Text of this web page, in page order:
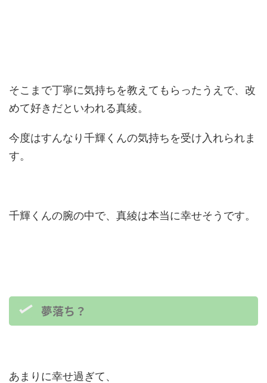
そこまで丁寧に気持ちを教えてもらったうえで、改
めて好きだといわれる真綾。
今度はすんなり千輝くんの気持ちを受け入れられま
す。
千輝くんの腕の中で、真綾は本当に幸せそうです。
夢落ち？
あまりに幸せ過ぎて、